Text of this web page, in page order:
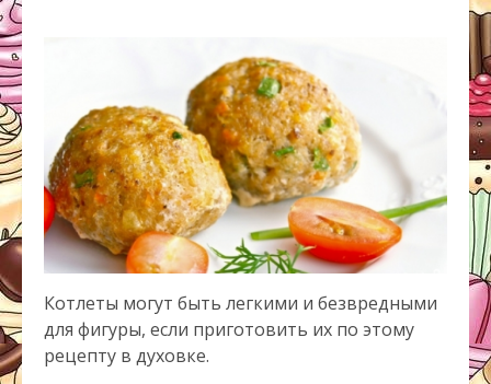
Котлеты могут быть легкими и безвредными
для фигуры, если приготовить их по этому
рецепту в духовке.